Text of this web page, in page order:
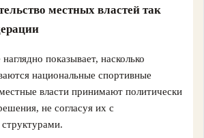
местных властей так
показывает, насколько
национальные спортивные
власти принимают политически
не согласуя их с